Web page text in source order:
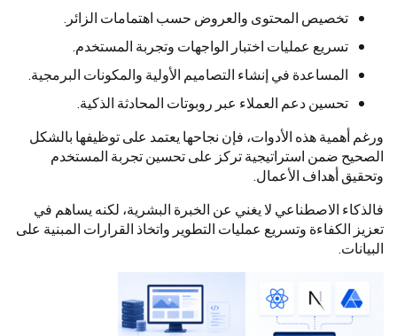
تخصيص المحتوى والعروض حسب اهتمامات الزائر.
تسريع عمليات اختبار الواجهات وتجربة المستخدم.
المساعدة في إنشاء التصاميم الأولية والمكونات البرمجية.
تحسين دعم العملاء عبر روبوتات المحادثة الذكية.
ورغم أهمية هذه الأدوات، فإن نجاحها يعتمد على توظيفها بالشكل
الصحيح ضمن استراتيجية تركز على تحسين تجربة المستخدم
وتحقيق أهداف الأعمال.
فالذكاء الاصطناعي لا يغني عن الخبرة البشرية، لكنه يساهم في
تعزيز الكفاءة وتسريع عمليات التطوير واتخاذ القرارات المبنية على
البيانات.